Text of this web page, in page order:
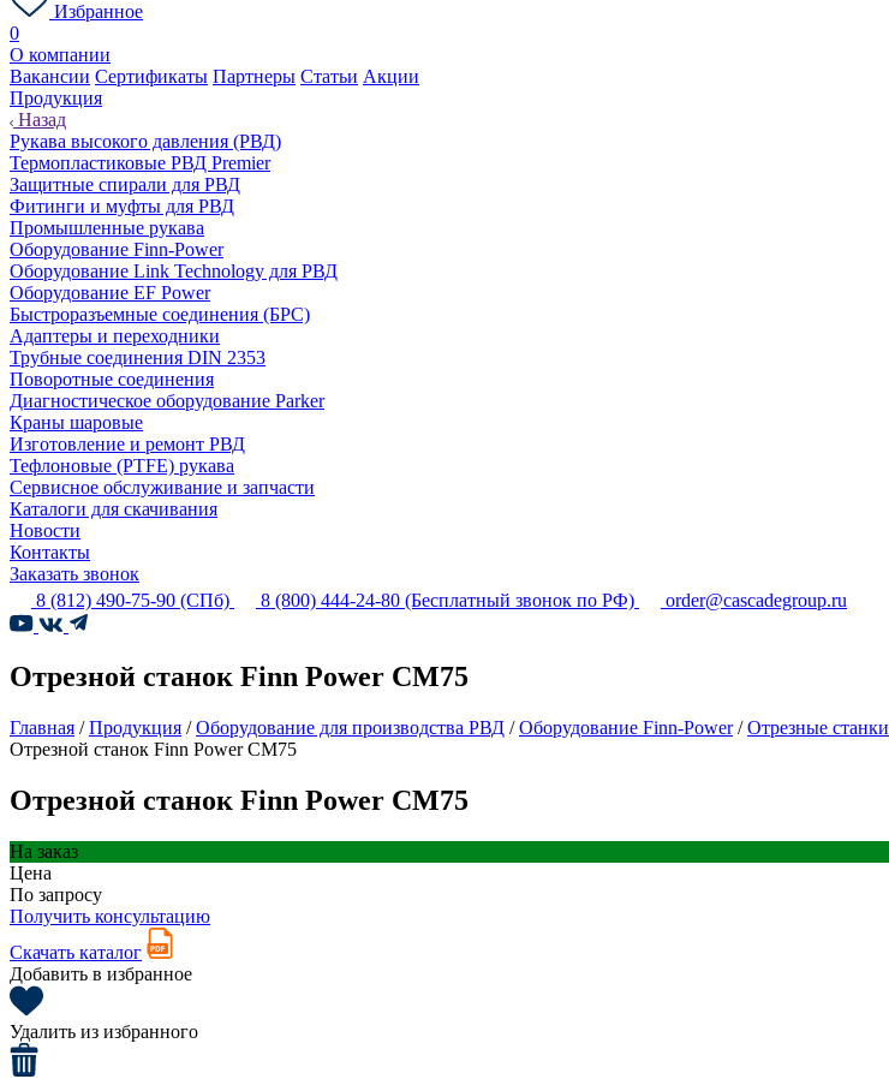
Избранное
0
О компании
Вакансии Сертификаты Партнеры Статьи Акции
Продукция
Назад
Рукава высокого давления (РВД)
Термопластиковые РВД Premier
Защитные спирали для РВД
Фитинги и муфты для РВД
Промышленные рукава
Оборудование Finn-Power
Оборудование Link Technology для РВД
Оборудование EF Power
Быстроразъемные соединения (БРС)
Адаптеры и переходники
Трубные соединения DIN 2353
Поворотные соединения
Диагностическое оборудование Parker
Краны шаровые
Изготовление и ремонт РВД
Тефлоновые (PTFE) рукава
Сервисное обслуживание и запчасти
Каталоги для скачивания
Новости
Контакты
Заказать звонок
8 (812) 490-75-90 (СПб) 8 (800) 444-24-80 (Бесплатный звонок по РФ) order@cascadegroup.ru
Отрезной станок Finn Power CM75
Главная /Продукция /Оборудование для производства РВД /Оборудование Finn-Power/Отрезные станки
Отрезной станок Finn Power CM75
Отрезной станок Finn Power CM75
На заказ
Цена
По запросу
Получить консультацию
Скачать каталог
Добавить в избранное
Удалить из избранного